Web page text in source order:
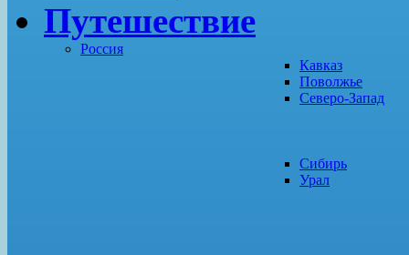
Путешествие
Россия
Кавказ
Поволжье
Северо-Запад
Сибирь
Урал